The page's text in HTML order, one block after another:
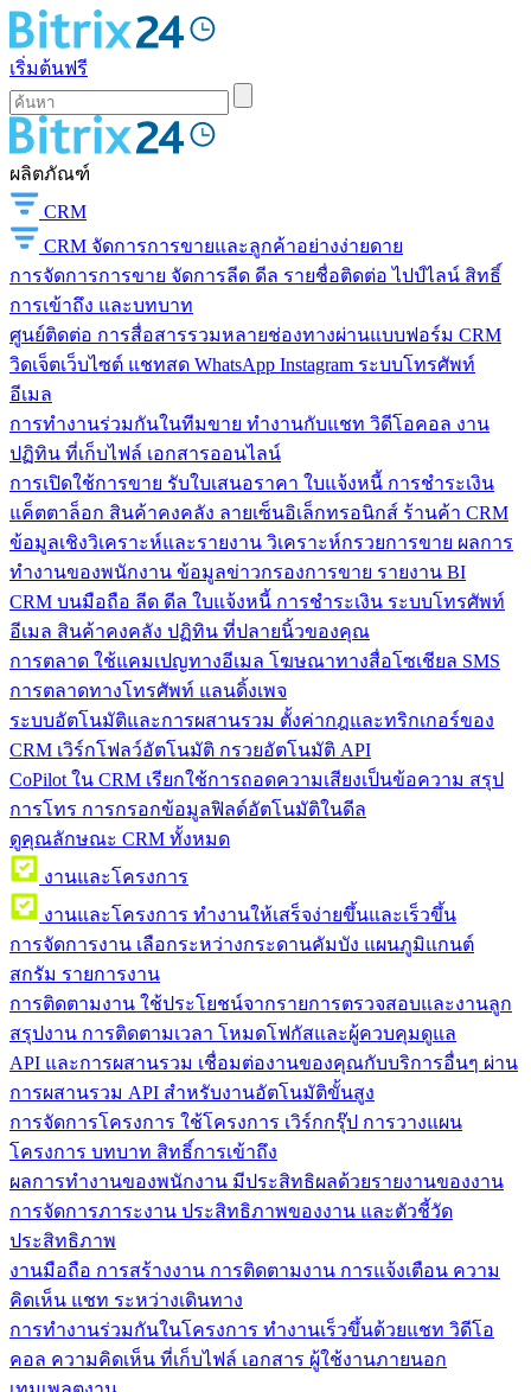
เริ่มต้นฟรี
ผลิตภัณฑ์
CRM
CRM จัดการการขายและลูกค้าอย่างง่ายดาย
การจัดการการขาย จัดการลีด ดีล รายชื่อติดต่อ ไปป์ไลน์ สิทธิ์
การเข้าถึง และบทบาท
ศูนย์ติดต่อ การสื่อสารรวมหลายช่องทางผ่านแบบฟอร์ม CRM
วิดเจ็ตเว็บไซต์ แชทสด WhatsApp Instagram ระบบโทรศัพท์
อีเมล
การทำงานร่วมกันในทีมขาย ทำงานกับแชท วิดีโอคอล งาน
ปฏิทิน ที่เก็บไฟล์ เอกสารออนไลน์
การเปิดใช้การขาย รับใบเสนอราคา ใบแจ้งหนี้ การชำระเงิน
แค็ตตาล็อก สินค้าคงคลัง ลายเซ็นอิเล็กทรอนิกส์ ร้านค้า CRM
ข้อมูลเชิงวิเคราะห์และรายงาน วิเคราะห์กรวยการขาย ผลการ
ทำงานของพนักงาน ข้อมูลข่าวกรองการขาย รายงาน BI
CRM บนมือถือ ลีด ดีล ใบแจ้งหนี้ การชำระเงิน ระบบโทรศัพท์
อีเมล สินค้าคงคลัง ปฏิทิน ที่ปลายนิ้วของคุณ
การตลาด ใช้แคมเปญทางอีเมล โฆษณาทางสื่อโซเชียล SMS
การตลาดทางโทรศัพท์ แลนดิ้งเพจ
ระบบอัตโนมัติและการผสานรวม ตั้งค่ากฎและทริกเกอร์ของ
CRM เวิร์กโฟลว์อัตโนมัติ กรวยอัตโนมัติ API
CoPilot ใน CRM เรียกใช้การถอดความเสียงเป็นข้อความ สรุป
การโทร การกรอกข้อมูลฟิลด์อัตโนมัติในดีล
ดูคุณลักษณะ CRM ทั้งหมด
งานและโครงการ
งานและโครงการ ทำงานให้เสร็จง่ายขึ้นและเร็วขึ้น
การจัดการงาน เลือกระหว่างกระดานคัมบัง แผนภูมิแกนต์
สกรัม รายการงาน
การติดตามงาน ใช้ประโยชน์จากรายการตรวจสอบและงานลูก
สรุปงาน การติดตามเวลา โหมดโฟกัสและผู้ควบคุมดูแล
API และการผสานรวม เชื่อมต่องานของคุณกับบริการอื่นๆ ผ่าน
การผสานรวม API สำหรับงานอัตโนมัติขั้นสูง
การจัดการโครงการ ใช้โครงการ เวิร์กกรุ๊ป การวางแผน
โครงการ บทบาท สิทธิ์การเข้าถึง
ผลการทำงานของพนักงาน มีประสิทธิผลด้วยรายงานของงาน
การจัดการภาระงาน ประสิทธิภาพของงาน และตัวชี้วัด
ประสิทธิภาพ
งานมือถือ การสร้างงาน การติดตามงาน การแจ้งเตือน ความ
คิดเห็น แชท ระหว่างเดินทาง
การทำงานร่วมกันในโครงการ ทํางานเร็วขึ้นด้วยแชท วิดีโอ
คอล ความคิดเห็น ที่เก็บไฟล์ เอกสาร ผู้ใช้งานภายนอก